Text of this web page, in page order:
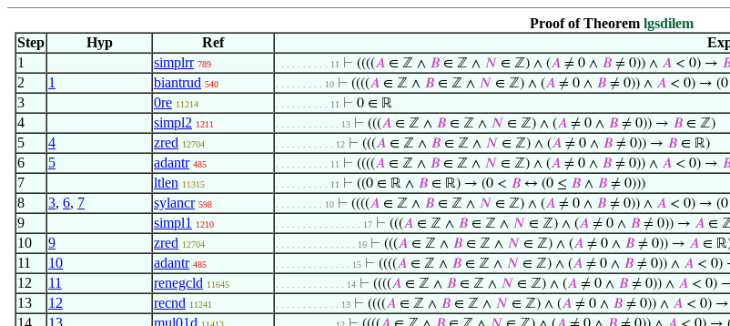
Proof of Theorem lgsdilem
Step
Hyp Ref
1
simplrr 789 . . . . . . . . . . 11 ⊢ ((((𝐴 ∈ ℤ ∧ 𝐵 ∈ ℤ ∧ 𝑁 ∈ ℤ) ∧ (𝐴 ≠ 0 ∧ 𝐵 ≠ 0)) ∧ 𝐴 < 0) →
2 1 biantrud 540 . . . . . . . . . 10 ⊢ ((((𝐴 ∈ ℤ ∧ 𝐵 ∈ ℤ ∧ 𝑁 ∈ ℤ) ∧ (𝐴 ≠ 0 ∧ 𝐵 ≠ 0)) ∧ 𝐴 < 0) →
3 0re 11214 . . . . . . . . . . 11 ⊢ 0 ∈ ℝ
4 simpl2 1211 . . . . . . . . . . . . 13 ⊢ (((𝐴 ∈ ℤ ∧ 𝐵 ∈ ℤ ∧ 𝑁 ∈ ℤ) ∧ (𝐴 ≠ 0 ∧ 𝐵 ≠ 0)) → 𝐵 ∈ ℤ)
5 4 zred 12704 . . . . . . . . . . . 12 ⊢ (((𝐴 ∈ ℤ ∧ 𝐵 ∈ ℤ ∧ 𝑁 ∈ ℤ) ∧ (𝐴 ≠ 0 ∧ 𝐵 ≠ 0)) → 𝐵 ∈ ℝ)
6 5 adantr 485 . . . . . . . . . . 11 ⊢ ((((𝐴 ∈ ℤ ∧ 𝐵 ∈ ℤ ∧ 𝑁 ∈ ℤ) ∧ (𝐴 ≠ 0 ∧ 𝐵 ≠ 0)) ∧ 𝐴 < 0) →
7 ltlen 11315 . . . . . . . . . . 11 ⊢ ((0 ∈ ℝ ∧ 𝐵 ∈ ℝ) → (0 < 𝐵 ↔ (0 ≤ 𝐵 ∧ 𝐵 ≠ 0)))
8 3, 6, 7 sylancr 598 . . . . . . . . . 10 ⊢ ((((𝐴 ∈ ℤ ∧ 𝐵 ∈ ℤ ∧ 𝑁 ∈ ℤ) ∧ (𝐴 ≠ 0 ∧ 𝐵 ≠ 0)) ∧ 𝐴 < 0) →
9 simpl1 1210 . . . . . . . . . . . . . . . . 17 ⊢ (((𝐴 ∈ ℤ ∧ 𝐵 ∈ ℤ ∧ 𝑁 ∈ ℤ) ∧ (𝐴 ≠ 0 ∧ 𝐵 ≠ 0)) → 𝐴 ∈
10 9 zred 12704 . . . . . . . . . . . . . . . 16 ⊢ (((𝐴 ∈ ℤ ∧ 𝐵 ∈ ℤ ∧ 𝑁 ∈ ℤ) ∧ (𝐴 ≠ 0 ∧ 𝐵 ≠ 0)) → 𝐴 ∈
11 10 adantr 485 . . . . . . . . . . . . . . 15 ⊢ ((((𝐴 ∈ ℤ ∧ 𝐵 ∈ ℤ ∧ 𝑁 ∈ ℤ) ∧ (𝐴 ≠ 0 ∧ 𝐵 ≠ 0)) ∧ 𝐴 < 0)
12 11 renegcld 11645 . . . . . . . . . . . . . 14 ⊢ ((((𝐴 ∈ ℤ ∧ 𝐵 ∈ ℤ ∧ 𝑁 ∈ ℤ) ∧ (𝐴 ≠ 0 ∧ 𝐵 ≠ 0)) ∧ 𝐴 < 0)
13 12 recnd 11241 . . . . . . . . . . . . 13 ⊢ ((((𝐴 ∈ ℤ ∧ 𝐵 ∈ ℤ ∧ 𝑁 ∈ ℤ) ∧ (𝐴 ≠ 0 ∧ 𝐵 ≠ 0)) ∧ 𝐴 < 0) →
14 13 mul01d